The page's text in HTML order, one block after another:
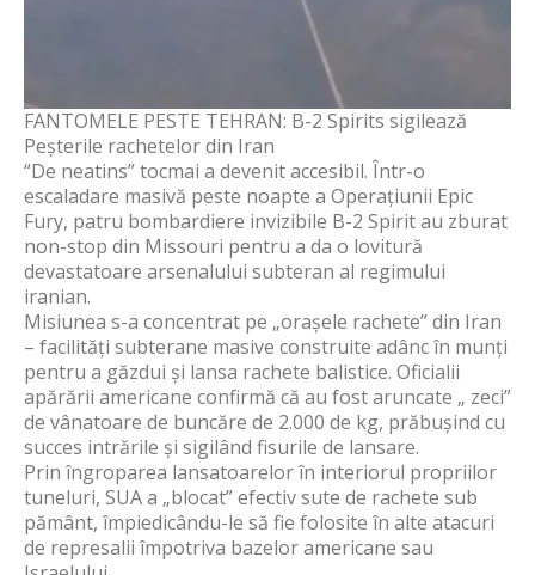
FANTOMELE PESTE TEHRAN: B-2 Spirits sigilează
Peșterile rachetelor din Iran
“De neatins” tocmai a devenit accesibil. Într-o
escaladare masivă peste noapte a Operațiunii Epic
Fury, patru bombardiere invizibile B-2 Spirit au zburat
non-stop din Missouri pentru a da o lovitură
devastatoare arsenalului subteran al regimului
iranian.
Misiunea s-a concentrat pe „orașele rachete” din Iran
– facilități subterane masive construite adânc în munți
pentru a găzdui și lansa rachete balistice. Oficialii
apărării americane confirmă că au fost aruncate „ zeci”
de vânatoare de buncăre de 2.000 de kg, prăbușind cu
succes intrările și sigilând fisurile de lansare.
Prin îngroparea lansatoarelor în interiorul propriilor
tuneluri, SUA a „blocat” efectiv sute de rachete sub
pământ, împiedicându-le să fie folosite în alte atacuri
de represalii împotriva bazelor americane sau